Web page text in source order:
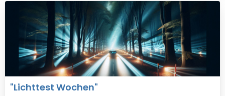
"Lichttest Wochen"